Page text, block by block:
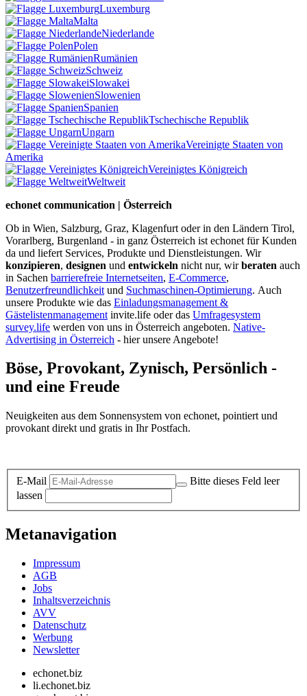
Luxemburg
Malta
Niederlande
Polen
Rumänien
Schweiz
Slowakei
Slowenien
Spanien
Tschechische Republik
Ungarn
Vereinigte Staaten von
Amerika
Vereinigtes Königreich
Weltweit
echonet communication | Österreich
Ob in Wien, Salzburg, Graz, Klagenfurt oder in den Ländern Tirol,
Vorarlberg, Burgenland - in ganz Österreich ist echonet für Kunden
da und liefert Services, Produkte und Dienstleistungen. Wir
konzipieren, designen und entwickeln nicht nur, wirberaten auch
in Sachen barrierefreie Internetseiten, E-Commerce,
Benutzerfreundlichkeit und Suchmaschinen-Optimierung. Auch
unsere Produkte wie das Einladungsmanagement &
Gästelistenmanagement invite.life oder das Umfragesystem
survey.life werden von uns in Österreich angeboten. Native-
Advertising in Österreich - hier unsere Angebote!
Böse, Provokant, Zynisch, Persönlich -
und eine Freude
Neuigkeiten aus dem Sonnensystem von echonet, pointiert und
provokant direkt und gratis in Ihr Postfach.
E-Mail
Bitte dieses Feld leer
lassen
Metanavigation
Impressum
AGB
Jobs
Inhaltsverzeichnis
AVV
Datenschutz
Werbung
Newsletter
echonet.biz
li.echonet.biz